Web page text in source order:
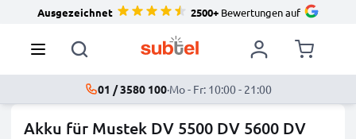
Ausgezeichnet 2500+Bewertungen auf
01 / 3580 100·Mo - Fr: 10:00 - 21:00
Akku für Mustek DV 5500 DV 5600 DV